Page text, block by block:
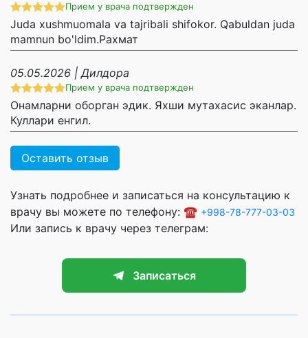
Прием у врача подтвержден
Juda xushmuomala va tajribali shifokor. Qabuldan juda
mamnun bo'ldim.Рахмат
05.05.2026 | Дилдора
Прием у врача подтвержден
Онамларни оборган эдик. Яхши мутахасис эканлар.
Куллари енгил.
Оставить отзыв
Узнать подробнее и записаться на консультацию к
врачу вы можете по телефону: ☎️ +998-78-777-03-03
Или запись к врачу через телеграм:
Записаться